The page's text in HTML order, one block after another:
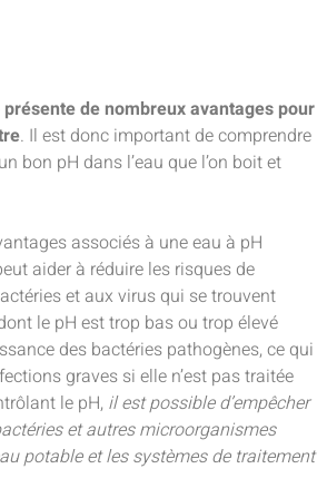
présente de nombreux avantages pour
. Il est donc important de comprendre
bon pH dans l’eau que l’on boit et
associés à une eau à pH
aider à réduire les risques de
et aux virus qui se trouvent
le pH est trop bas ou trop élevé
des bactéries pathogènes, ce qui
graves si elle n’est pas traitée
le pH, il est possible d’empêcher
et autres microorganismes
potable et les systèmes de traitement